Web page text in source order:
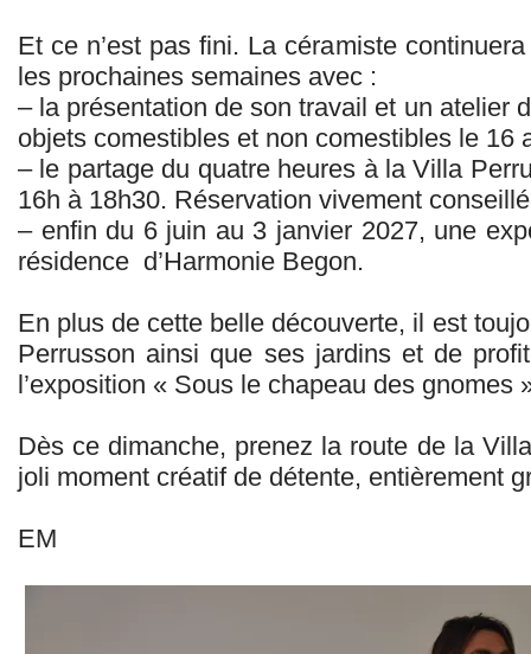
Et ce n’est pas fini. La céramiste
les prochaines semaines avec :
– la présentation de son travail et un atelier
objets comestibles et non comestibles le 16
– le partage du quatre heures à la Villa
16h à 18h30. Réservation vivement
– enfin du 6 juin au 3 janvier 2027, une
résidence d’Harmonie Begon.
En plus de cette belle découverte, il est
Perrusson ainsi que ses jardins et de
l’exposition « Sous le chapeau des gnomes
Dès ce dimanche, prenez la route de la
joli moment créatif de détente, entièrement
EM